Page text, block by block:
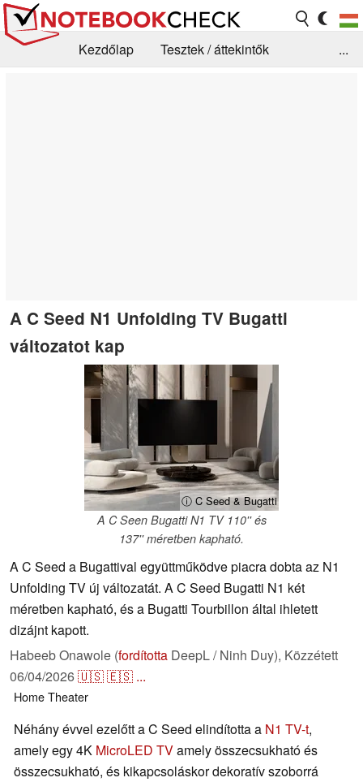
Kezdőlap
Tesztek / áttekintők
...
A C Seed N1 Unfolding TV Bugatti
változatot kap
ⓘ C Seed & Bugatti
A C Seen Bugatti N1 TV 110'' és
137'' méretben kapható.
A C Seed a Bugattival együttműködve piacra dobta az N1
Unfolding TV új változatát. A C Seed Bugatti N1 két
méretben kapható, és a Bugatti Tourbillon által ihletett
dizájnt kapott.
Habeeb Onawole (fordította DeepL / Ninh Duy), Közzétett
06/04/2026🇺🇸🇪🇸 ...
Home Theater
Néhány évvel ezelőtt a C Seed elindította a N1 TV-t,
amely egy 4K MicroLED TVamely összecsukható és
összecsukható, és kikapcsoláskor dekoratív szoborrá